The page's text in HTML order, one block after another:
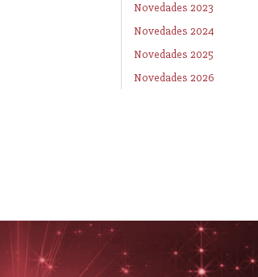
Novedades 2023
Novedades 2024
Novedades 2025
Novedades 2026